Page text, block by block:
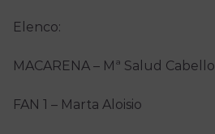
Elenco:
MACARENA – Mª Salud Cabello
FAN 1 – Marta Aloisio